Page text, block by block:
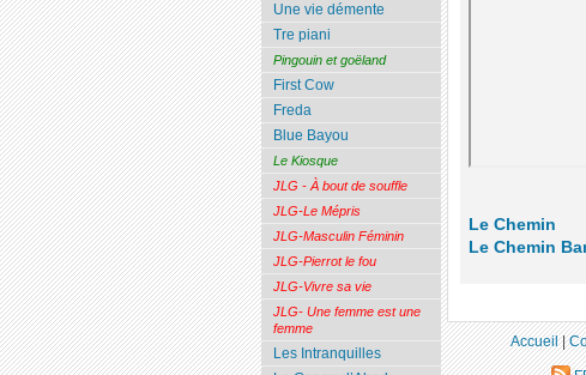
Le Chemin
Le Chemin
Une vie démente
Tre piani
Pingouin et goëland
First Cow
Freda
Blue Bayou
Le Kiosque
JLG - À bout de souffle
JLG-Le Mépris
JLG-Masculin Féminin
JLG-Pierrot le fou
JLG-Vivre sa vie
JLG- Une femme est une
femme
Les Intranquilles
Accueil|